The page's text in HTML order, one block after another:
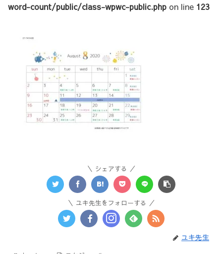
word-count/public/class-wpwc-public.php on line 123
シェアする
ユキ先生をフォローする
ユキ先生